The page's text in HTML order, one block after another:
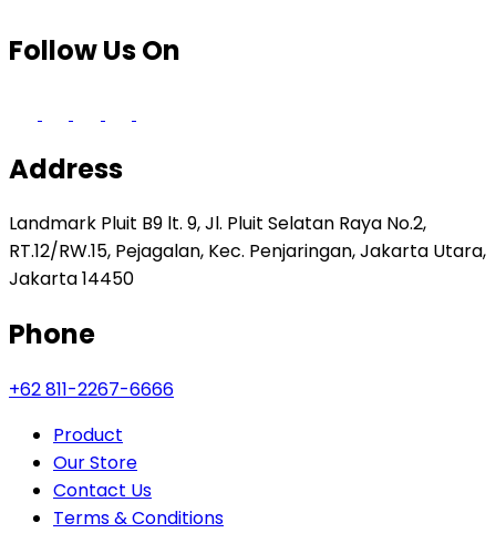
Follow Us On
Address
Landmark Pluit B9 lt. 9, Jl. Pluit Selatan Raya No.2,
RT.12/RW.15, Pejagalan, Kec. Penjaringan, Jakarta Utara,
Jakarta 14450
Phone
+62 811-2267-6666
Product
Our Store
Contact Us
Terms & Conditions